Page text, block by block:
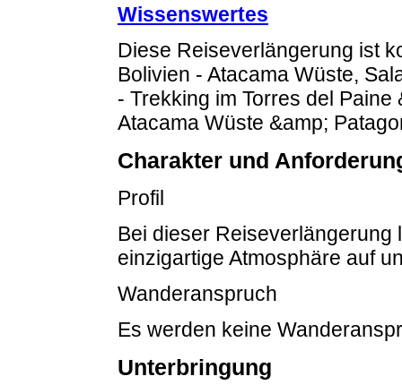
Wissenswertes
Diese Reiseverlängerung ist
Bolivien - Atacama Wüste,
- Trekking im Torres del
Atacama Wüste &amp;
Charakter und
Profil
Bei dieser Reiseverlängerung
einzigartige Atmosphäre auf
Wanderanspruch
Es werden keine
Unterbringung